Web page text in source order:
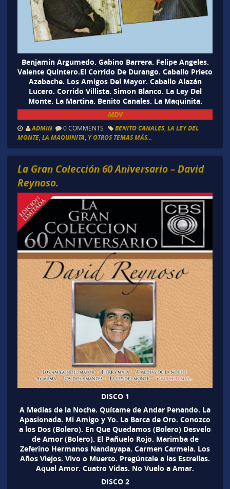
Benjamin Argumedo. Gabino Barrera. Felipe Angeles.
Valente Quintero.El Corrido De Durango. Caballo Prieto
Azabache. Los Amigos Del Mayor. Caballo Alazán
Lucero. Corrido Villista. Simon Blanco. La Ley Del
Monte. La Martina. Benito Canales. La Maquinita.
MDV
ADMIN 0 COMMENTS BENITO CANALES, LA LEY DEL
MONTE, LA MAQUINITA Y OTROS TEMAS MÁS...
La Gran Colección 60 Aniversario – David
Reynoso.
DISCO 1
A Medias de la Noche. Quítame de Andar Penando. La
Apasionada. Mi Amigo y Yo. La Barca de Oro. Conozco
a los Dos (Bolero). En Que Quedamos (Bolero) Desvelo
de Amor (Bolero). El Pañuelo Rojo. Marimba de
Zeferino Hermanos Nandayapa. Carmen Carmela. Los
Años Viejos. Vivo o Muerto. Pregúntale a las Estrellas.
Aquel Amor. Cuatro Vidas. No Vuelo a Amar.
DISCO 2